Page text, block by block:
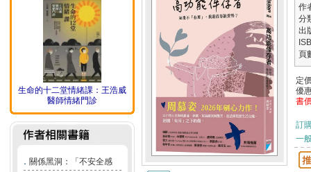
生命的十二堂情緒課：王浩威
醫師情緒門診
． 關係黑洞：「不安全感
作
分
出
頁
定
優
書
訂
一